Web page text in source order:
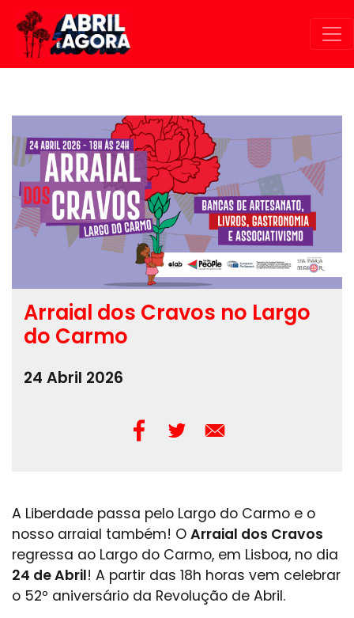
Passar para o conteúdo principal
Arraial dos Cravos no Largo
do Carmo
24 Abril 2026
A Liberdade passa pelo Largo do Carmo e o
nosso arraial também! O Arraial dos Cravos
regressa ao Largo do Carmo, em Lisboa, no dia
24 de Abril! A partir das 18h horas vem celebrar
o 52º aniversário da Revolução de Abril.